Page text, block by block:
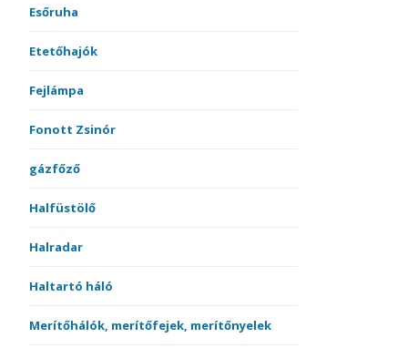
Esőruha
Etetőhajók
Fejlámpa
Fonott Zsinór
gázfőző
Halfüstölő
Halradar
Haltartó háló
Merítőhálók, merítőfejek, merítőnyelek